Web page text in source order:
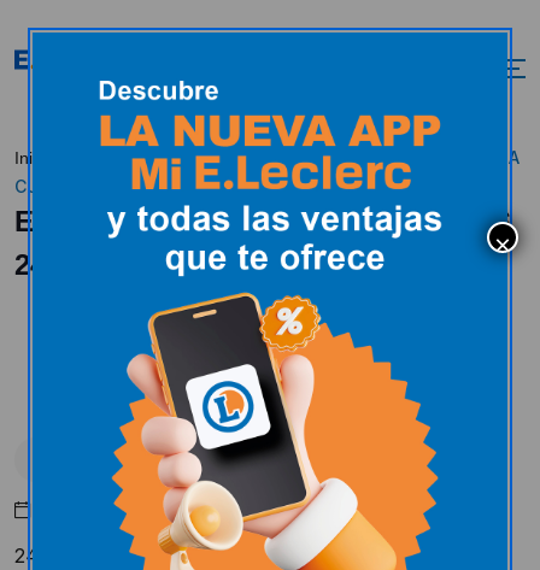
Inicio Actualidad Espacio cultural
EN E.LECLERC SORIA
CUMPLIMOS 24 AÑOS CONTIGO
EN E.LECLERC SORIA CUMPLIMOS
24 AÑOS CONTIGO
Espacio cultural
Mayo 28, 2020
24 años, 288 meses, 8760 días, 210240 horas…